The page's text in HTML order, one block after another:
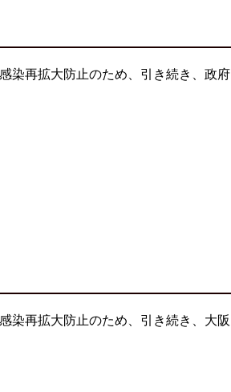
染再拡大防止のため、引き続き、政府
染再拡大防止のため、引き続き、大阪